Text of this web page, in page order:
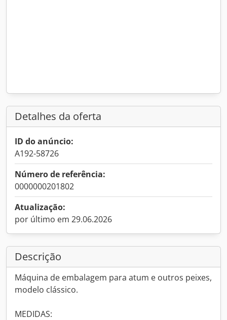
Detalhes da oferta
ID do anúncio:
A192-58726
Número de referência:
0000000201802
Atualização:
por último em 29.06.2026
Descrição
Máquina de embalagem para atum e outros peixes,
modelo clássico.
MEDIDAS: